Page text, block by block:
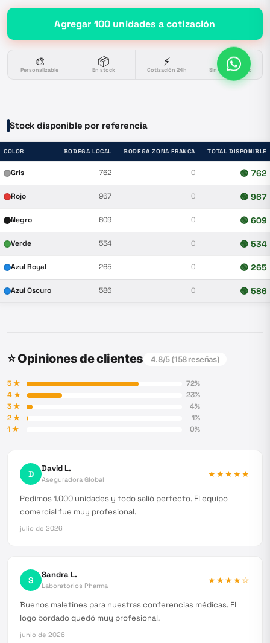
Agregar 100 unidades a cotización
🎨
Personalizable
📦
En stock
⚡
Cotización 24h
🔒
Sin compromiso
Stock disponible por referencia
COLOR BODEGA LOCAL BODEGA ZONA FRANCA TOTAL DISPONIBLE
Gris 762 0 🟢 762
Rojo 967 0 🟢 967
Negro 609 0 🟢 609
Verde 534 0 🟢 534
Azul Royal 265 0 🟢 265
Azul Oscuro 586 0 🟢 586
⭐ Opiniones de clientes 4.8/5 (158reseñas)
5★ 72%
4★ 23%
3★ 4%
2★ 1%
1★ 0%
D David L.
Aseguradora Global
★★★★★
Pedimos 1.000 unidades y todo salió perfecto. El equipo
comercial fue muy profesional.
julio de 2026
S Sandra L.
Laboratorios Pharma
★★★★☆
Buenos maletines para nuestras conferencias médicas. El
logo bordado quedó muy profesional.
junio de 2026